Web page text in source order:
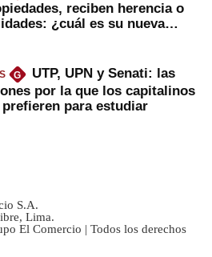
reciben herencia o
¿cuál es su nueva
G
UTP, UPN y Senati: las
por la que los capitalinos
prefieren para estudiar
S.A.
Lima.
El Comercio | Todos los derechos